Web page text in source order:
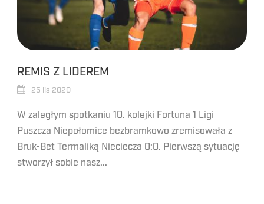
REMIS Z LIDEREM
25 lis 2020
W zaległym spotkaniu 10. kolejki Fortuna 1 Ligi
Puszcza Niepołomice bezbramkowo zremisowała z
Bruk-Bet Termaliką Nieciecza 0:0. Pierwszą sytuację
stworzył sobie nasz...